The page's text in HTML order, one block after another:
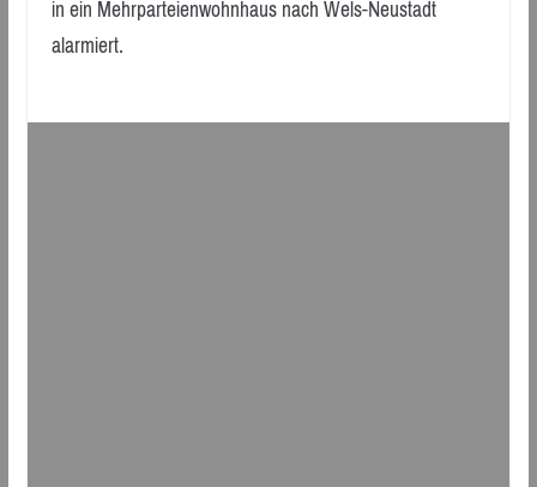
in ein Mehrparteienwohnhaus nach Wels-Neustadt
alarmiert.